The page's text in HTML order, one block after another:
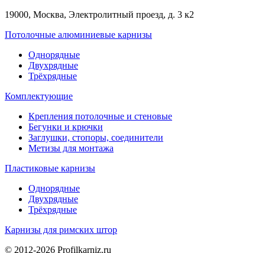
19000, Москва, Электролитный проезд, д. 3 к2
Потолочные алюминиевые карнизы
Однорядные
Двухрядные
Трёхрядные
Комплектующие
Крепления потолочные и стеновые
Бегунки и крючки
Заглушки, стопоры, соединители
Метизы для монтажа
Пластиковые карнизы
Однорядные
Двухрядные
Трёхрядные
Карнизы для римских штор
© 2012-2026 Profilkarniz.ru